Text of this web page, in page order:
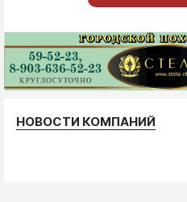
НОВОСТИ КОМПАНИЙ